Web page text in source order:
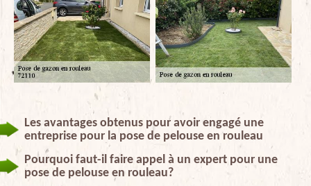
Les avantages obtenus pour avoir engagé une
entreprise pour la pose de pelouse en rouleau
Pourquoi faut-il faire appel à un expert pour une
pose de pelouse en rouleau?